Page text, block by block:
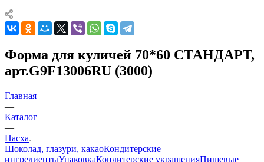
Форма для куличей 70*60 СТАНДАРТ,
арт.G9F13006RU (3000)
Главная
—
Каталог
—
Пасха
Шоколад, глазури, какаоКондитерские
ингредиентыУпаковкаКондитерские украшенияПищевые